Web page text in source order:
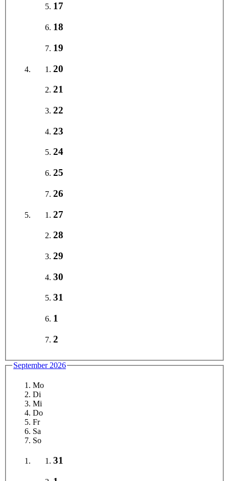
17
18
19
20
21
22
23
24
25
26
27
28
29
30
31
1
2
September 2026
Mo
Di
Mi
Do
Fr
Sa
So
31